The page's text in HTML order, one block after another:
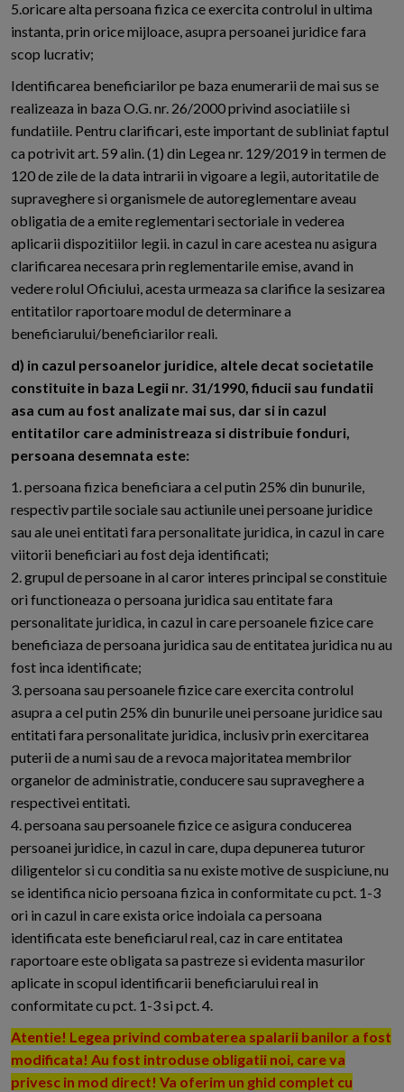
5.oricare alta persoana fizica ce exercita controlul in ultima
instanta, prin orice mijloace, asupra persoanei juridice fara
scop lucrativ;
Identificarea beneficiarilor pe baza enumerarii de mai sus se
realizeaza in baza O.G. nr. 26/2000 privind asociatiile si
fundatiile. Pentru clarificari, este important de subliniat faptul
ca potrivit art. 59 alin. (1) din Legea nr. 129/2019 in termen de
120 de zile de la data intrarii in vigoare a legii, autoritatile de
supraveghere si organismele de autoreglementare aveau
obligatia de a emite reglementari sectoriale in vederea
aplicarii dispozitiilor legii. in cazul in care acestea nu asigura
clarificarea necesara prin reglementarile emise, avand in
vedere rolul Oficiului, acesta urmeaza sa clarifice la sesizarea
entitatilor raportoare modul de determinare a
beneficiarului/beneficiarilor reali.
d) in cazul persoanelor juridice, altele decat societatile
constituite in baza Legii nr. 31/1990, fiducii sau fundatii
asa cum au fost analizate mai sus, dar si in cazul
entitatilor care administreaza si distribuie fonduri,
persoana desemnata este:
1. persoana fizica beneficiara a cel putin 25% din bunurile,
respectiv partile sociale sau actiunile unei persoane juridice
sau ale unei entitati fara personalitate juridica, in cazul in care
viitorii beneficiari au fost deja identificati;
2. grupul de persoane in al caror interes principal se constituie
ori functioneaza o persoana juridica sau entitate fara
personalitate juridica, in cazul in care persoanele fizice care
beneficiaza de persoana juridica sau de entitatea juridica nu au
fost inca identificate;
3. persoana sau persoanele fizice care exercita controlul
asupra a cel putin 25% din bunurile unei persoane juridice sau
entitati fara personalitate juridica, inclusiv prin exercitarea
puterii de a numi sau de a revoca majoritatea membrilor
organelor de administratie, conducere sau supraveghere a
respectivei entitati.
4. persoana sau persoanele fizice ce asigura conducerea
persoanei juridice, in cazul in care, dupa depunerea tuturor
diligentelor si cu conditia sa nu existe motive de suspiciune, nu
se identifica nicio persoana fizica in conformitate cu pct. 1-3
ori in cazul in care exista orice indoiala ca persoana
identificata este beneficiarul real, caz in care entitatea
raportoare este obligata sa pastreze si evidenta masurilor
aplicate in scopul identificarii beneficiarului real in
conformitate cu pct. 1-3 si pct. 4.
Atentie! Legea privind combaterea spalarii banilor a fost
modificata! Au fost introduse obligatii noi, care va
privesc in mod direct! Va oferim un ghid complet cu